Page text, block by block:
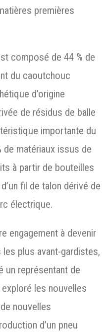
premières
composé de 44 % de
du caoutchouc
d’origine
de résidus de balle
importante du
de matériaux issus de
à partir de bouteilles
fil de talon dérivé de
électrique.
engagement à devenir
les plus avant-gardistes,
un représentant de
exploré les nouvelles
nouvelles
d’un pneu